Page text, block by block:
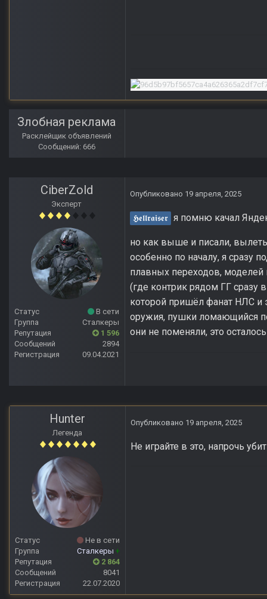
Злобная реклама
Расклейщик объявлений
Сообщений: 666
CiberZold
Эксперт
Статус
В сети
Группа
Сталкеры
Репутация
1 596
Сообщений
2894
Регистрация
09.04.2021
Опубликовано 19 апреля, 2025
𝕳𝖊𝖑𝖑𝖗𝖆𝖎𝖘𝖊𝖗 я помню качал
но как выше и писали,
особенно по началу, я сразу
плавных переходов,
(где контрик рядом ГГ сразу
которой пришёл фанат НЛС и
оружия, пушки ломающийся
они не поменяли, это
Hunter
Легенда
Статус
Не в сети
Группа
Сталкеры +
Репутация
2 864
Сообщений
8041
Регистрация
22.07.2020
Опубликовано 19 апреля, 2025
Не играйте в это, напрочь